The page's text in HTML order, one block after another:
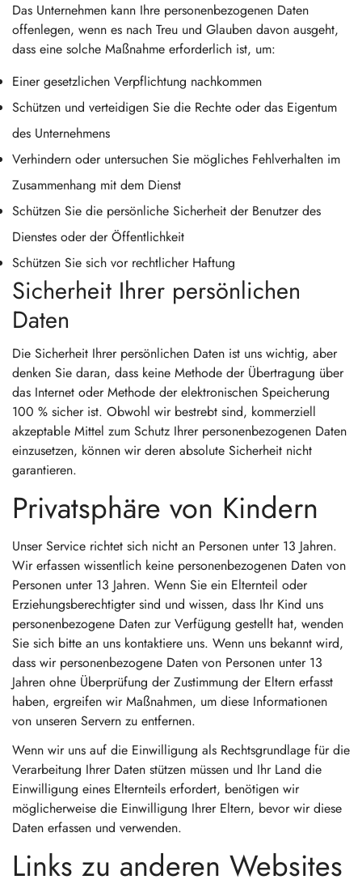
Das Unternehmen kann Ihre personenbezogenen Daten
offenlegen, wenn es nach Treu und Glauben davon ausgeht,
dass eine solche Maßnahme erforderlich ist, um:
Einer gesetzlichen Verpflichtung nachkommen
Schützen und verteidigen Sie die Rechte oder das Eigentum
des Unternehmens
Verhindern oder untersuchen Sie mögliches Fehlverhalten im
Zusammenhang mit dem Dienst
Schützen Sie die persönliche Sicherheit der Benutzer des
Dienstes oder der Öffentlichkeit
Schützen Sie sich vor rechtlicher Haftung
Sicherheit Ihrer persönlichen
Daten
Die Sicherheit Ihrer persönlichen Daten ist uns wichtig, aber
denken Sie daran, dass keine Methode der Übertragung über
das Internet oder Methode der elektronischen Speicherung
100 % sicher ist. Obwohl wir bestrebt sind, kommerziell
akzeptable Mittel zum Schutz Ihrer personenbezogenen Daten
einzusetzen, können wir deren absolute Sicherheit nicht
garantieren.
Privatsphäre von Kindern
Unser Service richtet sich nicht an Personen unter 13 Jahren.
Wir erfassen wissentlich keine personenbezogenen Daten von
Personen unter 13 Jahren. Wenn Sie ein Elternteil oder
Erziehungsberechtigter sind und wissen, dass Ihr Kind uns
personenbezogene Daten zur Verfügung gestellt hat, wenden
Sie sich bitte an uns kontaktiere uns. Wenn uns bekannt wird,
dass wir personenbezogene Daten von Personen unter 13
Jahren ohne Überprüfung der Zustimmung der Eltern erfasst
haben, ergreifen wir Maßnahmen, um diese Informationen
von unseren Servern zu entfernen.
Wenn wir uns auf die Einwilligung als Rechtsgrundlage für die
Verarbeitung Ihrer Daten stützen müssen und Ihr Land die
Einwilligung eines Elternteils erfordert, benötigen wir
möglicherweise die Einwilligung Ihrer Eltern, bevor wir diese
Daten erfassen und verwenden.
Links zu anderen Websites